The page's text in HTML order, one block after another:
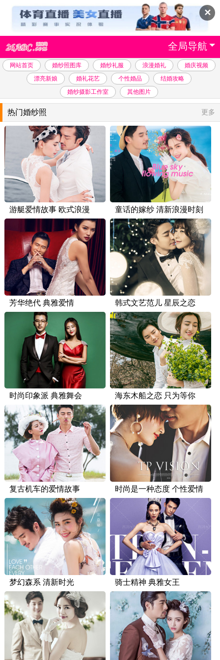
✕
全局导航
网站首页 婚纱照图库 婚纱礼服 浪漫婚礼
婚庆视频
漂亮新娘
婚礼花艺 个性婚品
结婚攻略
婚纱摄影工作室
其他图片
更多
热门婚纱照
游艇爱情故事 欧式浪漫 童话的嫁纱 清新浪漫时刻
芳华绝代 典雅爱情 韩式文艺范儿 星辰之恋
时尚印象派 典雅舞会 海东木船之恋 只为等你
复古机车的爱情故事 时尚是一种态度 个性爱情
梦幻森系 清新时光 骑士精神 典雅女王